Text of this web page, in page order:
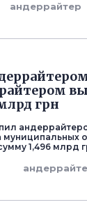
андеррайтер
грн
муниципальных
1,496 млрд